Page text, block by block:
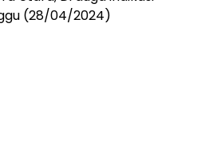
(28/04/2024)